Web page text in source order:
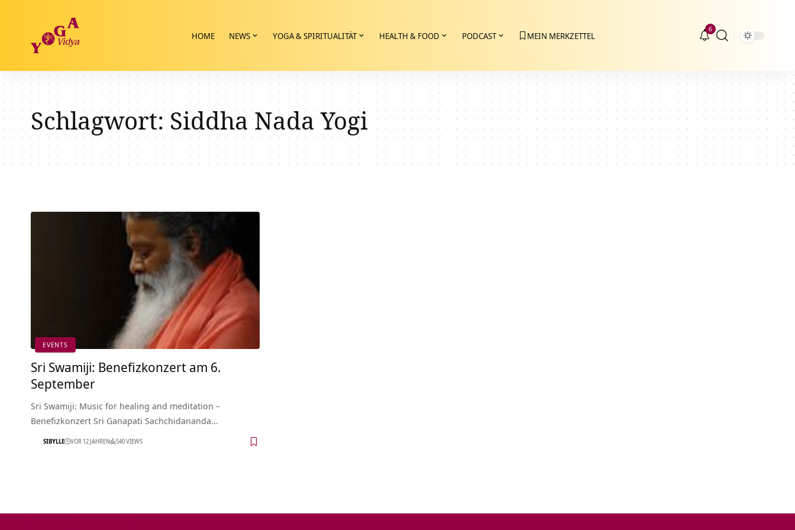
HOME NEWS YOGA & SPIRITUALITÄT HEALTH & FOOD PODCAST MEIN MERKZETTEL
6
Schlagwort: Siddha Nada Yogi
EVENTS
Sri Swamiji: Benefizkonzert am 6.
September
Sri Swamiji: Music for healing and meditation –
Benefizkonzert Sri Ganapati Sachchidananda…
SIBYLLE VOR 12 JAHREN 540 VIEWS